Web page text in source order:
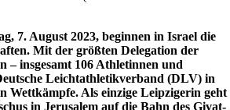
7. August 2023, beginnen in Israel die
Mit der größten Delegation der
– insgesamt 106 Athletinnen und
Leichtathletikverband (DLV) in
Wettkämpfe. Als einzige Leipzigerin geht
in Jerusalem auf die Bahn des Givat-